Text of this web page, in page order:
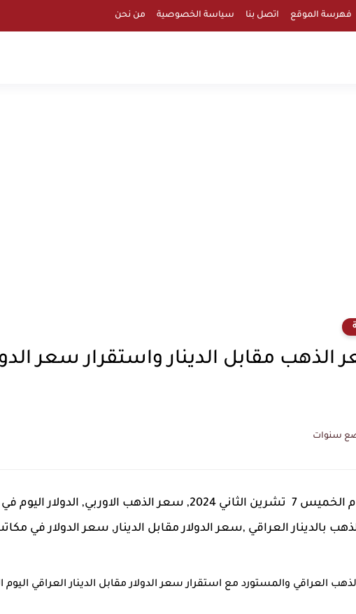
فهرسة الموقع اتصل بنا سياسة الخصوصية من نحن
سنوات
سعر الذهب والدولار اليوم الخميس 7 تشرين الثاني 2024, سعر
بالدينار العراقي ,سعر الدولار مقابل الدينار, سعر الدولار في
العراقي والمستورد مع استقرار سعر الدولار مقابل الدينار العراقي اليوم